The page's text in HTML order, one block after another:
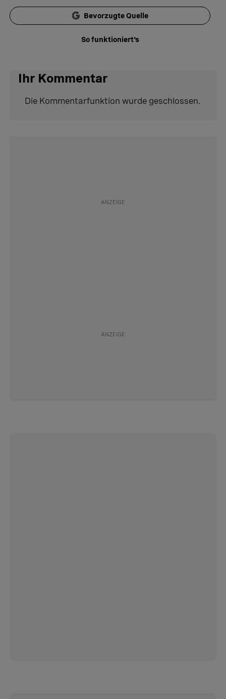
Bevorzugte Quelle
So funktioniert's
Ihr Kommentar
Die Kommentarfunktion wurde geschlossen.